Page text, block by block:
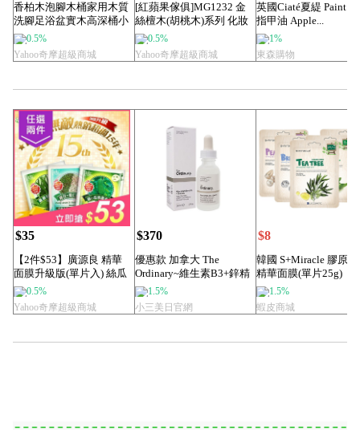
香柏木泡腳木桶家用木質
洗腳足浴盆實木高深桶小
號泡腳養生220...
0.5%
Yahoo奇摩超級商城
[紅蘋果傢俱]MG1232 金
絲檀木(胡桃木)系列 化妝
台 ...0.5%
Yahoo奇摩超級商城
英國Ciaté夏緹 Paint
指甲油 Apple...
1%
東森購物
$35
【2件$53】廣源良 精華
面膜升級版(單片入) 絲瓜
精露/綠...
0.5%
Yahoo奇摩超級商城
$370
優惠款 加拿大 The
Ordinary~維生素B3+鋅精
華...1.5%
小三美日官網
$8
韓國 S+Miracle 膠原
精華面膜(單片25g)【
1.5%
蝦皮商城